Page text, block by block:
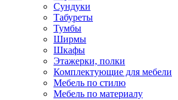
Сундуки
Табуреты
Тумбы
Ширмы
Шкафы
Этажерки, полки
Комплектующие для мебели
Мебель по стилю
Мебель по материалу